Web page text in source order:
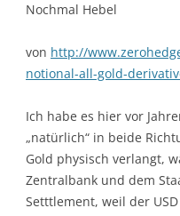
Nochmal Hebel
von http://
notional-all-gold-
Ich habe es hier vor
„natürlich“ in beide
Gold physisch verlangt,
Zentralbank und dem
Setttlement, weil der